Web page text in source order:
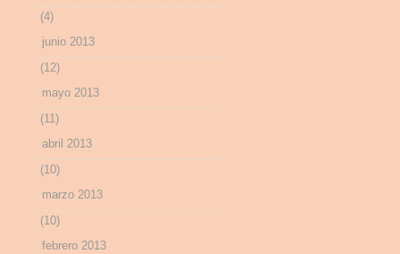
(4)
junio 2013
(12)
mayo 2013
(11)
abril 2013
(10)
marzo 2013
(10)
febrero 2013